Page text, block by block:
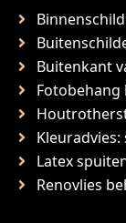
Buitenkant
Fotobehang
Latex
Renovlies